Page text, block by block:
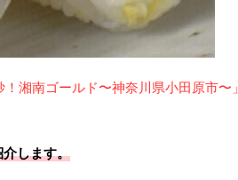
湘南ゴールド〜神奈川県小田原市〜」
します。